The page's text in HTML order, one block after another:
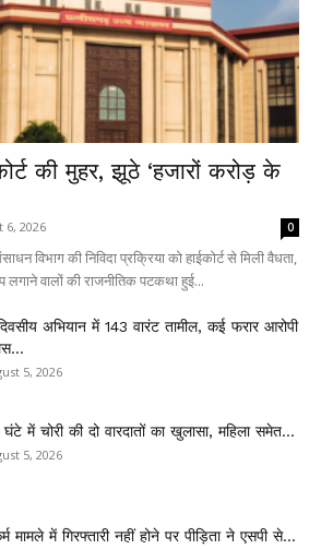
की मुहर, झूठे ‘हजारों करोड़ के
6, 2026 0
की निविदा प्रक्रिया को हाईकोर्ट से मिली वैधता,
वालों की राजनीतिक पटकथा हुई...
अभियान में 143 वारंट तामील, कई फरार आरोपी
5, 2026
में चोरी की दो वारदातों का खुलासा, महिला समेत...
5, 2026
मामले में गिरफ्तारी नहीं होने पर पीड़िता ने एसपी से...